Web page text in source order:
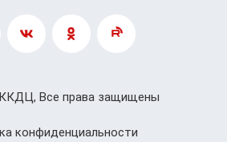
конфиденциальности
Все права защищены